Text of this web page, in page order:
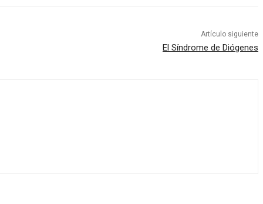
Artículo siguiente
El Síndrome de Diógenes